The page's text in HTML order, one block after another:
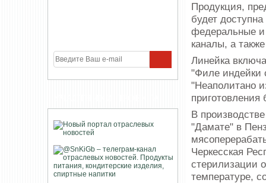
Продукция,
будет
федеральные и
каналы, а
Линейка
"Филе индейки
"Неаполитано
приготовления
В
"Дамате" в
Черкесская
стерилизации
температуре,